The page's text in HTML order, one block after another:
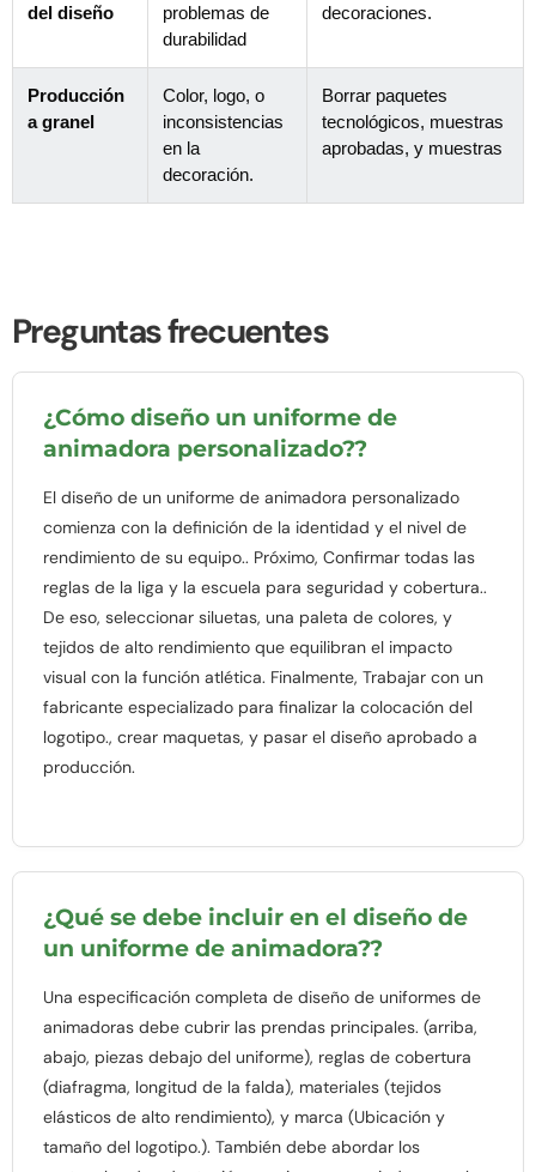
del diseño
problemas de
durabilidad
decoraciones.
Producción
a granel
Color, logo, o
inconsistencias
en la
decoración.
Borrar paquetes
tecnológicos, muestras
aprobadas, y muestras
Preguntas frecuentes
¿Cómo diseño un uniforme de
animadora personalizado??
El diseño de un uniforme de animadora personalizado
comienza con la definición de la identidad y el nivel de
rendimiento de su equipo.. Próximo, Confirmar todas las
reglas de la liga y la escuela para seguridad y cobertura..
De eso, seleccionar siluetas, una paleta de colores, y
tejidos de alto rendimiento que equilibran el impacto
visual con la función atlética. Finalmente, Trabajar con un
fabricante especializado para finalizar la colocación del
logotipo., crear maquetas, y pasar el diseño aprobado a
producción.
¿Qué se debe incluir en el diseño de
un uniforme de animadora??
Una especificación completa de diseño de uniformes de
animadoras debe cubrir las prendas principales. (arriba,
abajo, piezas debajo del uniforme), reglas de cobertura
(diafragma, longitud de la falda), materiales (tejidos
elásticos de alto rendimiento), y marca (Ubicación y
tamaño del logotipo.). También debe abordar los